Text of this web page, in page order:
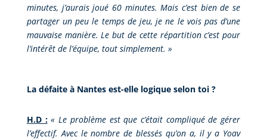
minutes, j’aurais joué 60 minutes. Mais c’est bien de se
partager un peu le temps de jeu, je ne le vois pas d’une
mauvaise manière. Le but de cette répartition c’est pour
l’intérêt de l’équipe, tout simplement. »
La défaite à Nantes est-elle logique selon toi ?
H.D : «Le problème est que c’était compliqué de gérer
l’effectif. Avec le nombre de blessés qu’on a, il y a Yoav